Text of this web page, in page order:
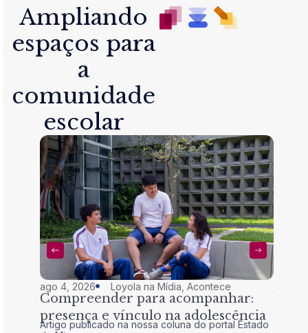
Ampliando
espaços para
a
comunidade
escolar
ago 4, 2026 Loyola na Mídia ,Acontece
Compreender para acompanhar:
presença e vínculo na adolescência
Artigo publicado na nossa coluna do portal Estado